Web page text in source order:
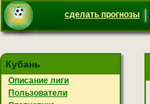
сделать прогнозы
Кубань
Описание лиги
Пользователи